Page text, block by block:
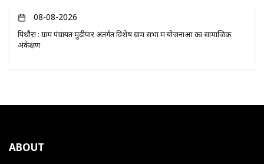
08-08-2026
पिथौरा : ग्राम पंचायत मुढ़ीपार अंतर्गत विशेष ग्राम सभा में योजनाओं का सामाजिक
अंकेक्षण
ABOUT